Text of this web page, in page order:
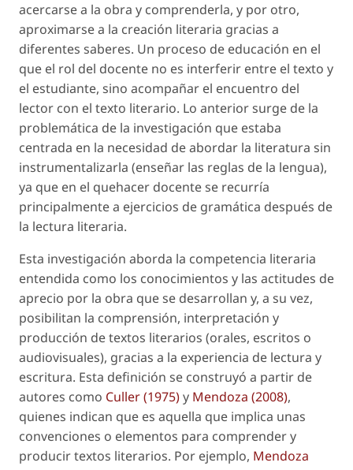
acercarse a la obra y comprenderla, y por otro,
aproximarse a la creación literaria gracias a
diferentes saberes. Un proceso de educación en el
que el rol del docente no es interferir entre el texto y
el estudiante, sino acompañar el encuentro del
lector con el texto literario. Lo anterior surge de la
problemática de la investigación que estaba
centrada en la necesidad de abordar la literatura sin
instrumentalizarla (enseñar las reglas de la lengua),
ya que en el quehacer docente se recurría
principalmente a ejercicios de gramática después de
la lectura literaria.
Esta investigación aborda la competencia literaria
entendida como los conocimientos y las actitudes de
aprecio por la obra que se desarrollan y, a su vez,
posibilitan la comprensión, interpretación y
producción de textos literarios (orales, escritos o
audiovisuales), gracias a la experiencia de lectura y
escritura. Esta definición se construyó a partir de
autores como Culler (1975)y Mendoza (2008),
quienes indican que es aquella que implica unas
convenciones o elementos para comprender y
producir textos literarios. Por ejemplo, Mendoza